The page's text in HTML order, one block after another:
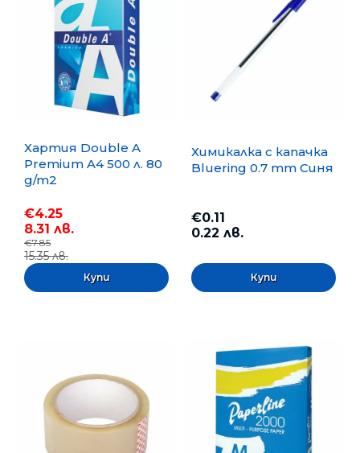
Хартия Double A
Premium A4 500 л. 80
g/m2
€4.25
8.31 лв.
€7.85
15.35 лв.
Химикалка с капачка
Bluering 0.7 mm Синя
€0.11
0.22 лв.